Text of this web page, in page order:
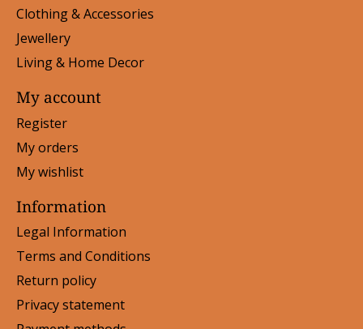
Clothing & Accessories
Jewellery
Living & Home Decor
My account
Register
My orders
My wishlist
Information
Legal Information
Terms and Conditions
Return policy
Privacy statement